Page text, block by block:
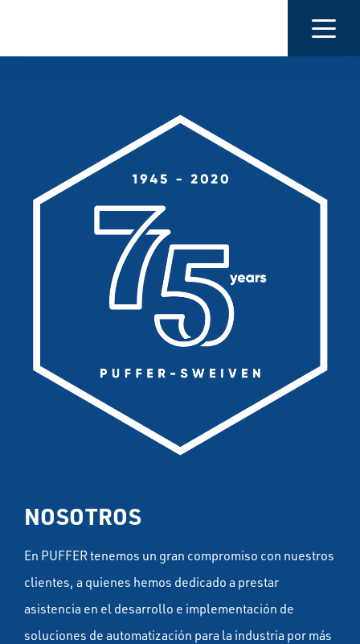
NOSOTROS
En PUFFER tenemos un gran compromiso con nuestros
clientes, a quienes hemos dedicado a prestar
asistencia en el desarrollo e implementación de
soluciones de automatización para la industria por más